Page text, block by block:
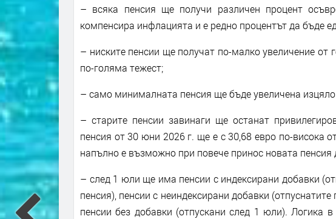
– всяка пенсия ще получи различен процент
компенсира инфлацията и е редно процентът да бъде
– ниските пенсии ще получат по-малко увеличение
по-голяма тежест;
– само минималната пенсия ще бъде увеличена
– старите пенсии завинаги ще останат
пенсия от 30 юни 2026 г. ще е с 30,68 евро по-висока
напълно е възможно при повече принос новата пенсия
– след 1 юли ще има пенсии с индексирани добавки
пенсия), пенсии с неиндексирани добавки
пенсии без добавки (отпускани след 1 юли).